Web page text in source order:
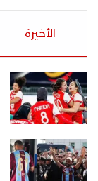
الأخيرة